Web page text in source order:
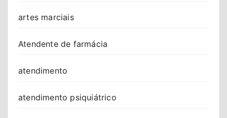
artes marciais
Atendente de farmácia
atendimento
atendimento psiquiátrico